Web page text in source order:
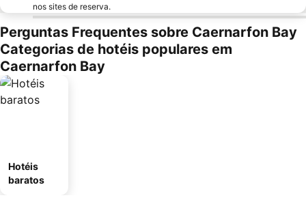
nos sites de reserva.
Perguntas Frequentes sobre Caernarfon Bay
Categorias de hotéis populares em
Caernarfon Bay
Hotéis
baratos